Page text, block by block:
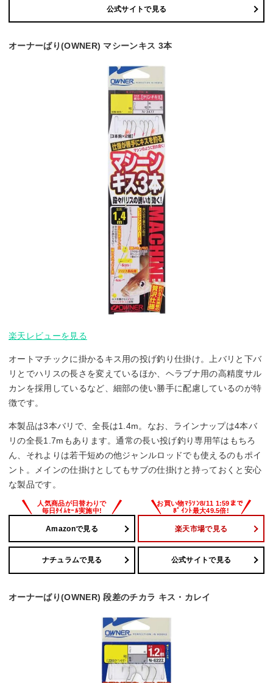
公式サイトで見る
オーナーばり(OWNER) マシーンキス 3本
楽天レビューを見る
オートマチックに掛かるキス用の投げ釣り仕掛け。上バリと下バ
リとでハリスの長さを変えているほか、ヘラブナ用の高精度サル
カンを採用しているなど、細部の使い勝手に配慮しているのが特
徴です。
本製品は3本バリで、全長は1.4m。なお、ラインナップは4本バ
リの全長1.7mもあります。通常の長い投げ釣り専用竿はもちろ
ん、それよりは若干短めの他ジャンルロッドでも使えるのもポイ
ント。メインの仕掛けとしてもサブの仕掛けと持っておくと安心
な製品です。
Amazonで見る 楽天市場で見る
ナチュラムで見る 公式サイトで見る
オーナーばり(OWNER) 段差のチカラ キス・カレイ